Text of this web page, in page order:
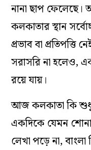
নানা ছাপ
কলকাতার স্থান
প্রভাব বা
সরাসরি না হলেও,
রয়ে যায়।
আজ কলকাতা কি শুধুই
একদিকে যেমন
লেখা পড়ে না, বাংলা